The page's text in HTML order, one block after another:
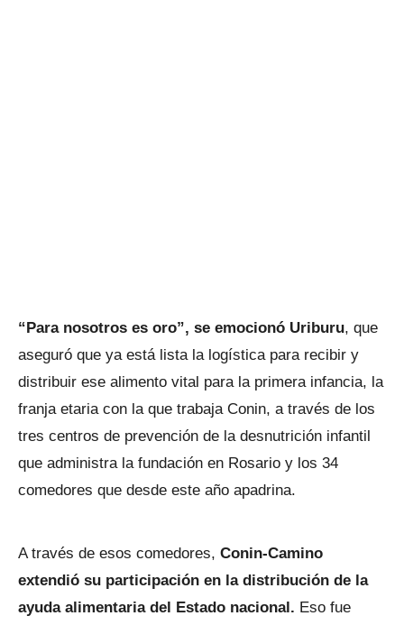
“Para nosotros es oro”, se emocionó Uriburu, que
aseguró que ya está lista la logística para recibir y
distribuir ese alimento vital para la primera infancia, la
franja etaria con la que trabaja Conin, a través de los
tres centros de prevención de la desnutrición infantil
que administra la fundación en Rosario y los 34
comedores que desde este año apadrina.
A través de esos comedores, Conin-Camino
extendió su participación en la distribución de la
ayuda alimentaria del Estado nacional. Eso fue